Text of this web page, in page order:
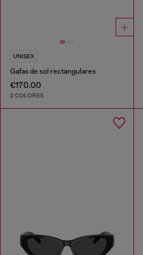
UNISEX
Gafas de sol rectangulares
€170.00
2 COLORES